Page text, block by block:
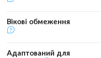
Вікові обмеження
Адаптований для